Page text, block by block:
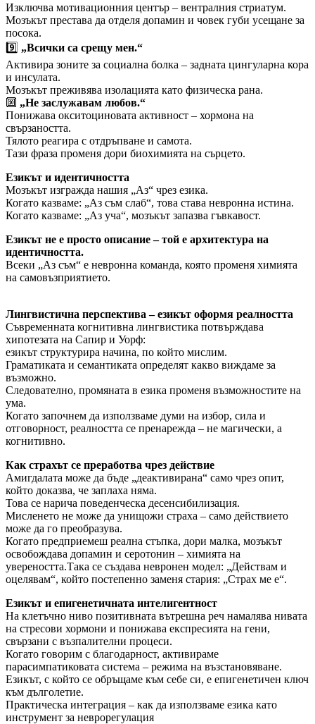
Изключва мотивационния център – вентралния стриатум.
Мозъкът престава да отделя допамин и човек губи усещане за
посока.
9️⃣ „Всички са срещу мен.“
Активира зоните за социална болка – задната цингуларна кора
и инсулата.
Мозъкът преживява изолацията като физическа рана.
🔟 „Не заслужавам любов.“
Понижава окситоциновата активност – хормона на
свързаността.
Тялото реагира с отдръпване и самота.
Тази фраза променя дори биохимията на сърцето.
Езикът и идентичността
Мозъкът изгражда нашия „Аз“ чрез езика.
Когато казваме: „Аз съм слаб“, това става невронна истина.
Когато казваме: „Аз уча“, мозъкът запазва гъвкавост.
Езикът не е просто описание – той е архитектура на
идентичността.
Всеки „Аз съм“ е невронна команда, която променя химията
на самовъзприятието.
Лингвистична перспектива – езикът оформя реалността
Съвременната когнитивна лингвистика потвърждава
хипотезата на Сапир и Уорф:
езикът структурира начина, по който мислим.
Граматиката и семантиката определят какво виждаме за
възможно.
Следователно, промяната в езика променя възможностите на
ума.
Когато започнем да използваме думи на избор, сила и
отговорност, реалността се пренарежда – не магически, а
когнитивно.
Как страхът се преработва чрез действие
Амигдалата може да бъде „деактивирана“ само чрез опит,
който доказва, че заплаха няма.
Това се нарича поведенческа десенсибилизация.
Мисленето не може да унищожи страха – само действието
може да го преобразува.
Когато предприемеш реална стъпка, дори малка, мозъкът
освобождава допамин и серотонин – химията на
увереността.Така се създава невронен модел: „Действам и
оцелявам“, който постепенно заменя стария: „Страх ме е“.
Езикът и епигенетичната интелигентност
На клетъчно ниво позитивната вътрешна реч намалява нивата
на стресови хормони и понижава експресията на гени,
свързани с възпалителни процеси.
Когато говорим с благодарност, активираме
парасимпатиковата система – режима на възстановяване.
Езикът, с който се обръщаме към себе си, е епигенетичен ключ
към дълголетие.
Практическа интеграция – как да използваме езика като
инструмент за неврорегулация